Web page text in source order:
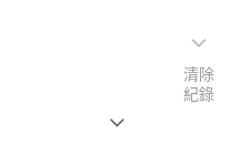
清除
紀錄